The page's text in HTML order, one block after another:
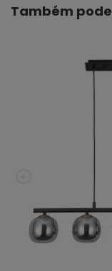
Também